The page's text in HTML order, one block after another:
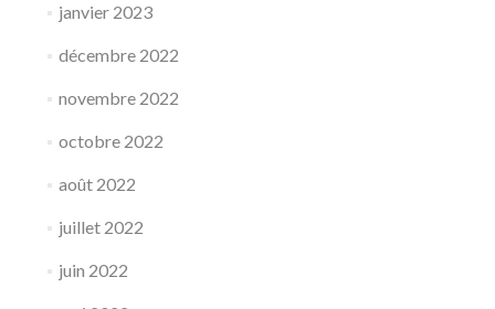
janvier 2023
décembre 2022
novembre 2022
octobre 2022
août 2022
juillet 2022
juin 2022